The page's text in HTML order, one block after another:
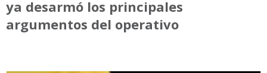
ya desarmó los principales
argumentos del operativo